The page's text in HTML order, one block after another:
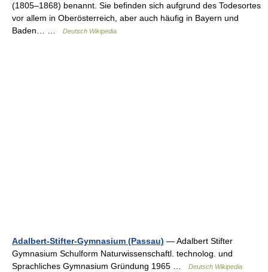
(1805–1868) benannt. Sie befinden sich aufgrund des Todesortes
vor allem in Oberösterreich, aber auch häufig in Bayern und
Baden… …
Deutsch Wikipedia
Adalbert-Stifter-Gymnasium (Passau) — Adalbert Stifter
Gymnasium Schulform Naturwissenschaftl. technolog. und
Sprachliches Gymnasium Gründung 1965 …
Deutsch Wikipedia